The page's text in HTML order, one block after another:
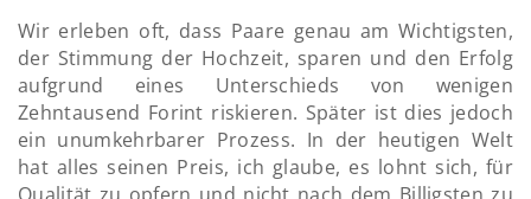
Wir erleben oft, dass Paare genau am Wichtigsten,
der Stimmung der Hochzeit, sparen und den Erfolg
aufgrund eines Unterschieds von wenigen
Zehntausend Forint riskieren. Später ist dies jedoch
ein unumkehrbarer Prozess. In der heutigen Welt
hat alles seinen Preis, ich glaube, es lohnt sich, für